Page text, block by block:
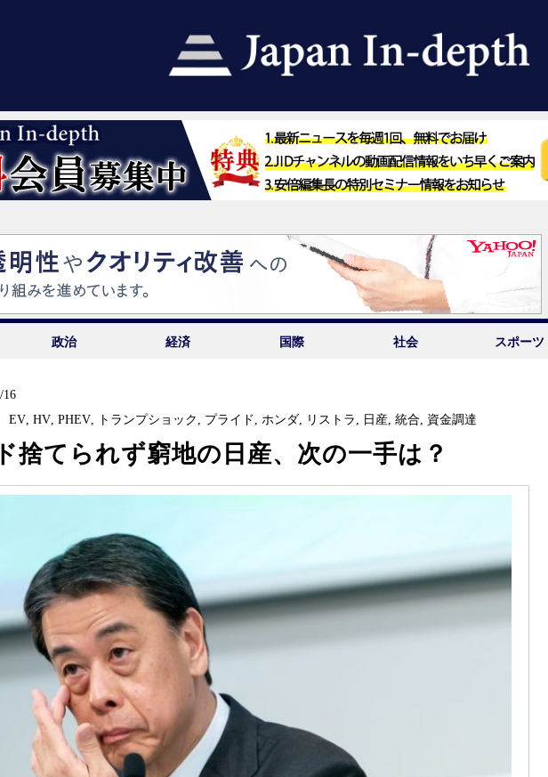
政治 経済 国際 社会 スポーツ
16
EV,HV,PHEV, トランプショック , プライド ,ホンダ, リストラ , 日産,統合, 資金調達
捨てられず窮地の日産、次の一手は？